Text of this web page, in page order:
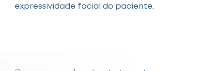
expressividade facial do paciente.